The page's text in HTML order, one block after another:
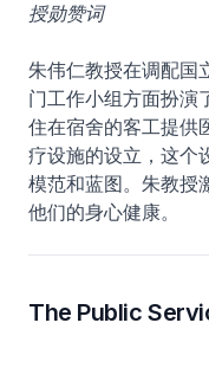
授勋赞词
朱伟仁教授在调配国
门工作小组方面扮演
住在宿舍的客工提供
疗设施的设立，这个
模范和蓝图。朱教授
他们的身心健康。
The Public